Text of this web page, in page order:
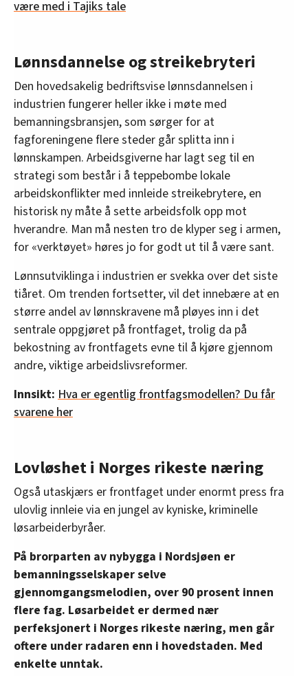
være med i Tajiks tale
Lønnsdannelse og streikebryteri
Den hovedsakelig bedriftsvise lønnsdannelsen i
industrien fungerer heller ikke i møte med
bemanningsbransjen, som sørger for at
fagforeningene flere steder går splitta inn i
lønnskampen. Arbeidsgiverne har lagt seg til en
strategi som består i å teppebombe lokale
arbeidskonflikter med innleide streikebrytere, en
historisk ny måte å sette arbeidsfolk opp mot
hverandre. Man må nesten tro de klyper seg i armen,
for «verktøyet» høres jo for godt ut til å være sant.
Lønnsutviklinga i industrien er svekka over det siste
tiåret. Om trenden fortsetter, vil det innebære at en
større andel av lønnskravene må pløyes inn i det
sentrale oppgjøret på frontfaget, trolig da på
bekostning av frontfagets evne til å kjøre gjennom
andre, viktige arbeidslivsreformer.
Innsikt: Hva er egentlig frontfagsmodellen? Du får
svarene her
Lovløshet i Norges rikeste næring
Også utaskjærs er frontfaget under enormt press fra
ulovlig innleie via en jungel av kyniske, kriminelle
løsarbeiderbyråer.
På brorparten av nybygga i Nordsjøen er
bemanningsselskaper selve
gjennomgangsmelodien, over 90 prosent innen
flere fag. Løsarbeidet er dermed nær
perfeksjonert i Norges rikeste næring, men går
oftere under radaren enn i hovedstaden. Med
enkelte unntak.